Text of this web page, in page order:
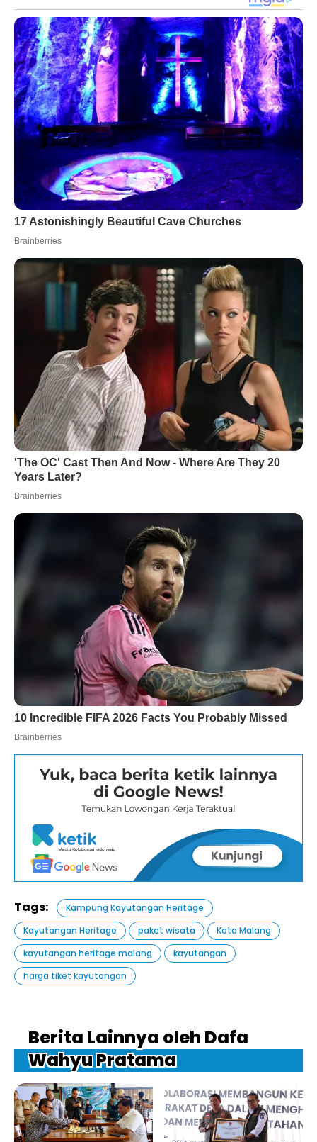
Tags:
Kampung Kayutangan Heritage
Kayutangan Heritage
paket wisata
Kota Malang
kayutangan heritage malang
kayutangan
harga tiket kayutangan
Berita Lainnya oleh Dafa
Wahyu Pratama